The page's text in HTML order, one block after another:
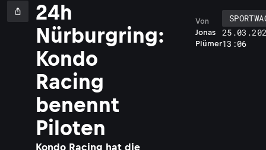
24h
Nürburgring:
Kondo
Racing
benennt
Piloten
Kondo Racing hat die
Jonas
Plümer
Von
13:06